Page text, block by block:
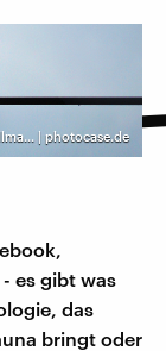
| photocase.de
es gibt was
das
bringt oder